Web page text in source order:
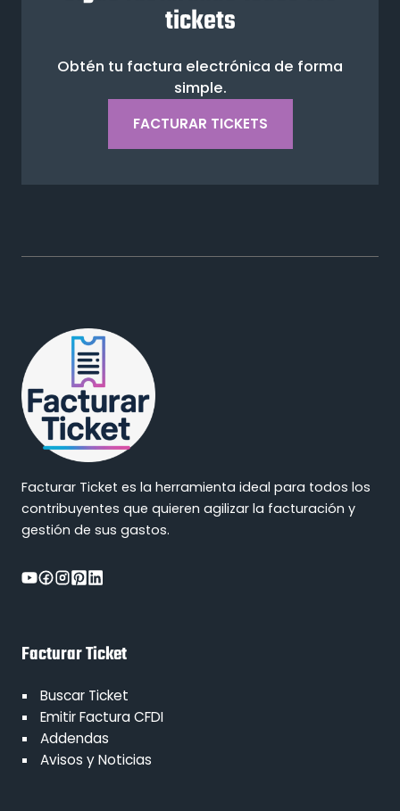
tickets
Obtén tu factura electrónica de forma
simple.
FACTURAR TICKETS
Facturar Ticket es la herramienta ideal para todos los
contribuyentes que quieren agilizar la facturación y
gestión de sus gastos.
Facturar Ticket
Buscar Ticket
Emitir Factura CFDI
Addendas
Avisos y Noticias